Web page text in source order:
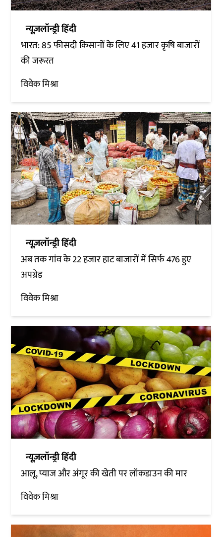
न्यूज़लॉन्ड्री हिंदी
भारत: 85 फीसदी किसानों के लिए 41 हजार कृषि बाजारों
की जरूरत
विवेक मिश्रा
न्यूज़लॉन्ड्री हिंदी
अब तक गांव के 22 हजार हाट बाजारों में सिर्फ 476 हुए
अपग्रेड
विवेक मिश्रा
न्यूज़लॉन्ड्री हिंदी
आलू, प्याज और अंगूर की खेती पर लॉकडाउन की मार
विवेक मिश्रा